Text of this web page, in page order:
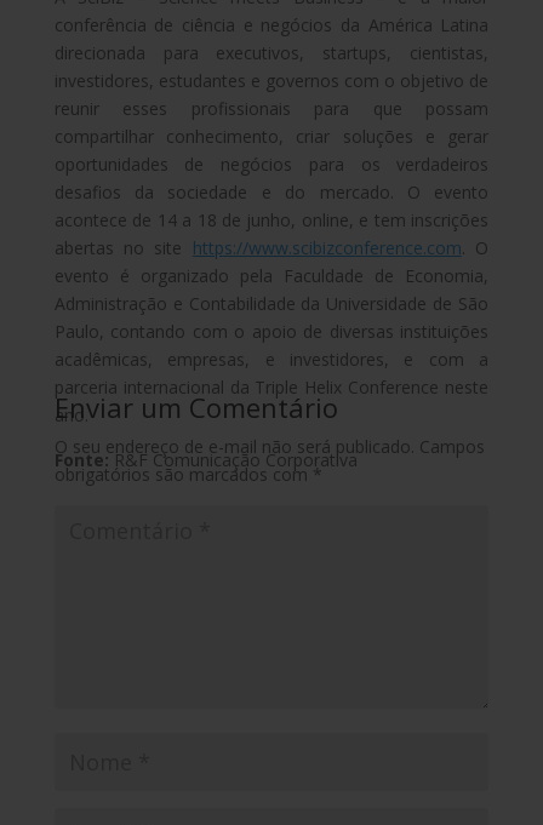
conferência de ciência e negócios da América Latina
direcionada para executivos, startups, cientistas,
investidores, estudantes e governos com o objetivo de
reunir esses profissionais para que possam
compartilhar conhecimento, criar soluções e gerar
oportunidades de negócios para os verdadeiros
desafios da sociedade e do mercado. O evento
acontece de 14 a 18 de junho, online, e tem inscrições
abertas no site https://www.scibizconference.com. O
evento é organizado pela Faculdade de Economia,
Administração e Contabilidade da Universidade de São
Paulo, contando com o apoio de diversas instituições
acadêmicas, empresas, e investidores, e com a
parceria internacional da Triple Helix Conference neste
ano.
Fonte:R&F Comunicação Corporativa
Enviar um Comentário
O seu endereço de e-mail não será publicado. Campos
obrigatórios são marcados com *